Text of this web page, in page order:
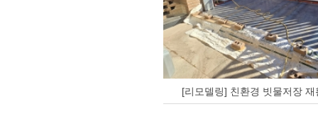
[리모델링] 친환경 빗물저장